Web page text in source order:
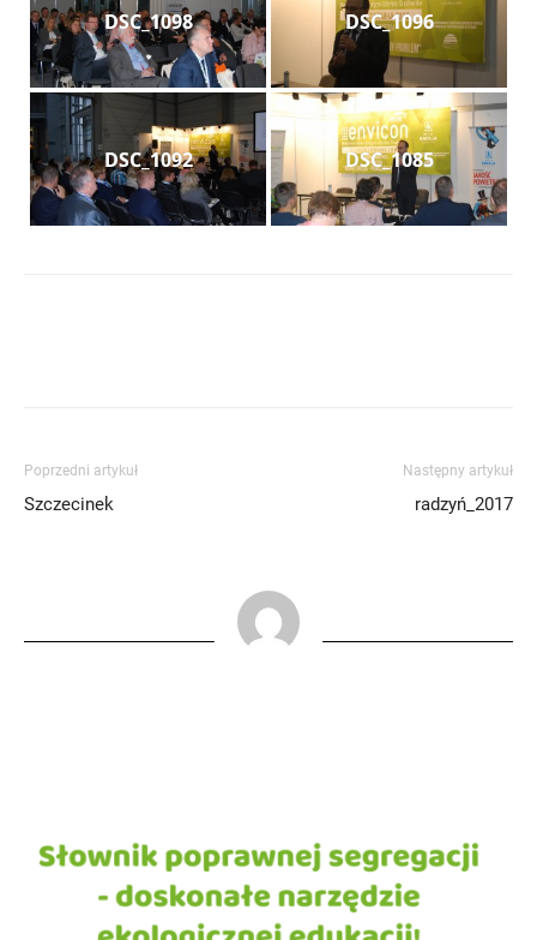
DSC_1098 DSC_1096
DSC_1092 DSC_1085
Poprzedni artykuł
Szczecinek
Następny artykuł
radzyń_2017